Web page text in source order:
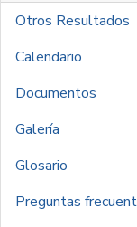
Otros Resultados
Calendario
Documentos
Galería
Glosario
Preguntas